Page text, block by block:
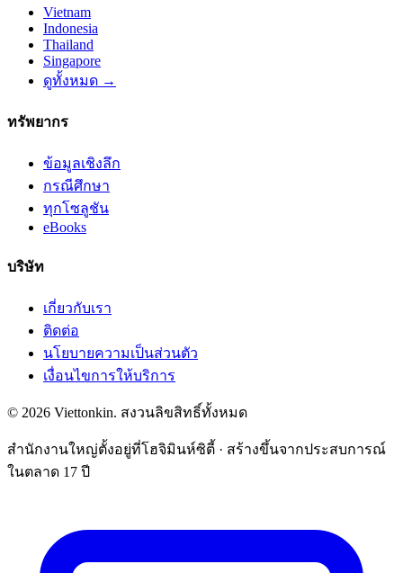
Vietnam
Indonesia
Thailand
Singapore
ดูทั้งหมด →
ทรัพยากร
ข้อมูลเชิงลึก
กรณีศึกษา
ทุกโซลูชัน
eBooks
บริษัท
เกี่ยวกับเรา
ติดต่อ
นโยบายความเป็นส่วนตัว
เงื่อนไขการให้บริการ
© 2026 Viettonkin. สงวนลิขสิทธิ์ทั้งหมด
สำนักงานใหญ่ตั้งอยู่ที่โฮจิมินห์ซิตี้ · สร้างขึ้นจากประสบการณ์
ในตลาด 17 ปี